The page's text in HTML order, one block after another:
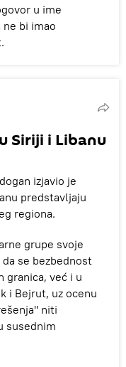
u ime
ne bi imao
Siriji i Libanu
izjavio je
predstavljaju
regiona.
grupe svoje
se bezbednost
granica, već i u
i Bejrut, uz ocenu
niti
susednim